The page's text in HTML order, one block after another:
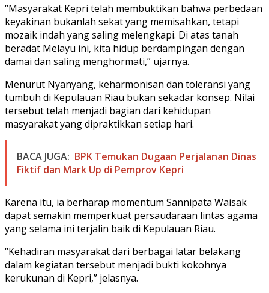
“Masyarakat Kepri telah membuktikan bahwa perbedaan
keyakinan bukanlah sekat yang memisahkan, tetapi
mozaik indah yang saling melengkapi. Di atas tanah
beradat Melayu ini, kita hidup berdampingan dengan
damai dan saling menghormati,” ujarnya.
Menurut Nyanyang, keharmonisan dan toleransi yang
tumbuh di Kepulauan Riau bukan sekadar konsep. Nilai
tersebut telah menjadi bagian dari kehidupan
masyarakat yang dipraktikkan setiap hari.
BACA JUGA: BPK Temukan Dugaan Perjalanan Dinas
Fiktif dan Mark Up di Pemprov Kepri
Karena itu, ia berharap momentum Sannipata Waisak
dapat semakin memperkuat persaudaraan lintas agama
yang selama ini terjalin baik di Kepulauan Riau.
“Kehadiran masyarakat dari berbagai latar belakang
dalam kegiatan tersebut menjadi bukti kokohnya
kerukunan di Kepri,” jelasnya.